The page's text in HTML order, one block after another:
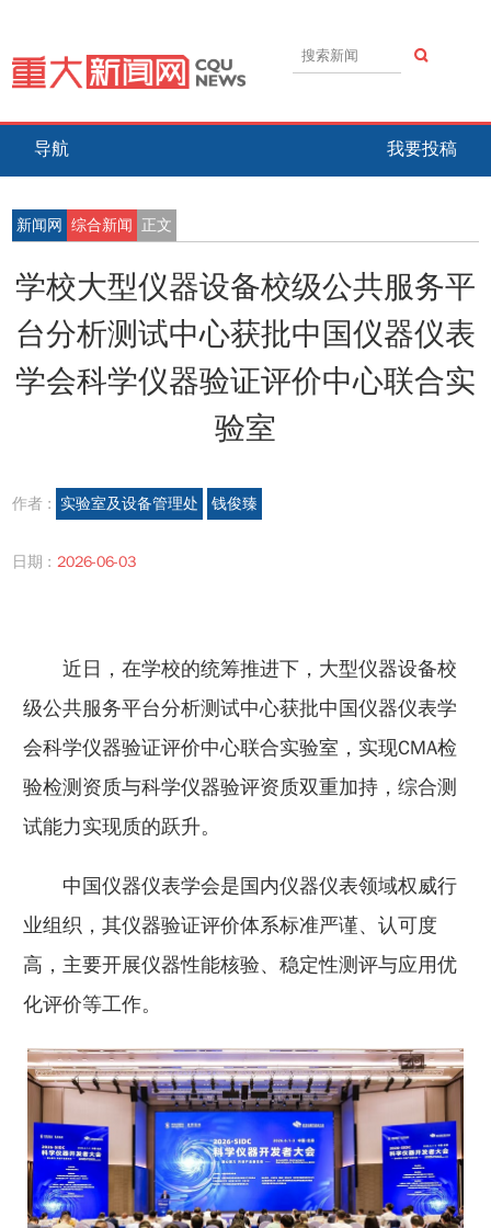
导航 我要投稿
新闻网 综合新闻 正文
学校大型仪器设备校级公共服务平
台分析测试中心获批中国仪器仪表
学会科学仪器验证评价中心联合实
验室
作者 : 实验室及设备管理处 钱俊臻
日期 : 2026-06-03
近日，在学校的统筹推进下，大型仪器设备校
级公共服务平台分析测试中心获批中国仪器仪表学
会科学仪器验证评价中心联合实验室，实现CMA检
验检测资质与科学仪器验评资质双重加持，综合测
试能力实现质的跃升。
中国仪器仪表学会是国内仪器仪表领域权威行
业组织，其仪器验证评价体系标准严谨、认可度
高，主要开展仪器性能核验、稳定性测评与应用优
化评价等工作。